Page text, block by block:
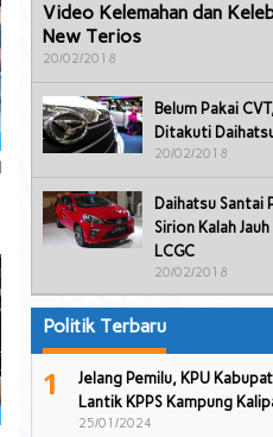
Video Kelemahan dan
New Terios
20/02/2018
Belum Pakai
Ditakuti
20/02/2018
Daihatsu Santai
Sirion Kalah
LCGC
20/02/2018
Politik Terbaru
1
Jelang Pemilu, KPU
Lantik KPPS Kampung
25/01/2024